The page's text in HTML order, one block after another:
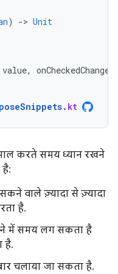
) -> Unit
value, onCheckedChange
. kt
करते समय ध्यान रखने
है:
वाले ज़्यादा से ज़्यादा
है.
में समय लग सकता है
है.
चलाया जा सकता है.